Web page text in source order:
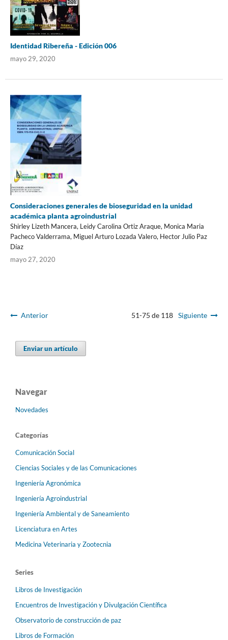
Identidad Ribereña - Edición 006
mayo 29, 2020
Consideraciones generales de bioseguridad en la unidad
académica planta agroindustrial
Shirley Lizeth Mancera, Leidy Carolina Ortiz Araque, Monica Maria
Pacheco Valderrama, Miguel Arturo Lozada Valero, Hector Julio Paz
Díaz
mayo 27, 2020
Anterior 51-75 de 118 Siguiente
Enviar un artículo
Navegar
Novedades
Categorías
Comunicación Social
Ciencias Sociales y de las Comunicaciones
Ingeniería Agronómica
Ingeniería Agroindustrial
Ingeniería Ambiental y de Saneamiento
Licenciatura en Artes
Medicina Veterinaria y Zootecnia
Series
Libros de Investigación
Encuentros de Investigación y Divulgación Científica
Observatorio de construcción de paz
Libros de Formación